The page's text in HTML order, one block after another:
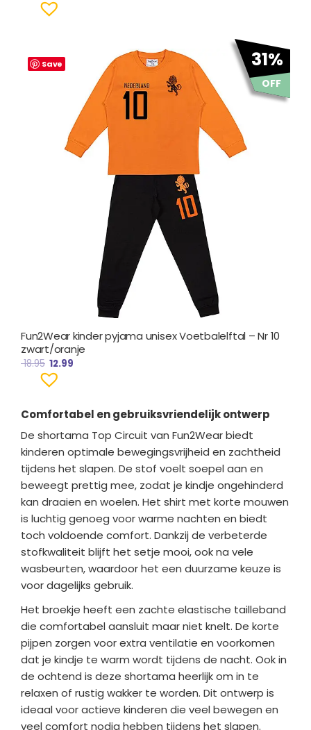
Save 31%
OFF
Fun2Wear kinder pyjama unisex Voetbalelftal – Nr 10
zwart/oranje
18.95
Oorspronkelijke
prijs
was:
12.99
€ 12.99.
Comfortabel en gebruiksvriendelijk ontwerp
De shortama Top Circuit van Fun2Wear biedt
kinderen optimale bewegingsvrijheid en zachtheid
tijdens het slapen. De stof voelt soepel aan en
beweegt prettig mee, zodat je kindje ongehinderd
kan draaien en woelen. Het shirt met korte mouwen
is luchtig genoeg voor warme nachten en biedt
toch voldoende comfort. Dankzij de verbeterde
stofkwaliteit blijft het setje mooi, ook na vele
wasbeurten, waardoor het een duurzame keuze is
voor dagelijks gebruik.
Het broekje heeft een zachte elastische tailleband
die comfortabel aansluit maar niet knelt. De korte
pijpen zorgen voor extra ventilatie en voorkomen
dat je kindje te warm wordt tijdens de nacht. Ook in
de ochtend is deze shortama heerlijk om in te
relaxen of rustig wakker te worden. Dit ontwerp is
ideaal voor actieve kinderen die veel bewegen en
veel comfort nodig hebben tijdens het slapen.